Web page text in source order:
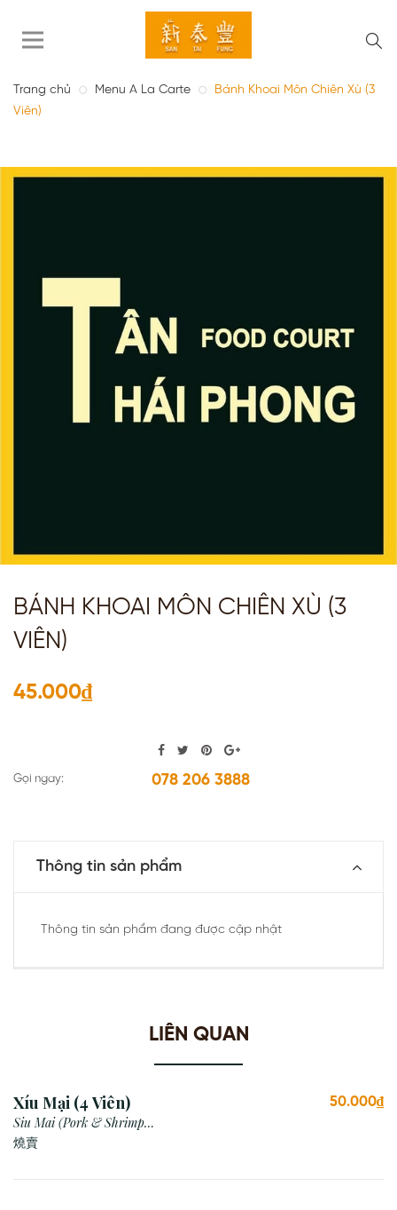
Trang chủ Menu A La Carte
Bánh Khoai Môn Chiên Xù (3
Viên)
BÁNH KHOAI MÔN CHIÊN XÙ (3
VIÊN)
45.000₫
Gọi ngay: 078 206 3888
Thông tin sản phẩm
Thông tin sản phẩm đang được cập nhật
LIÊN QUAN
Xíu Mại (4 Viên)
Siu Mai (Pork & Shrimp
Dumpling)
燒賣
50.000₫